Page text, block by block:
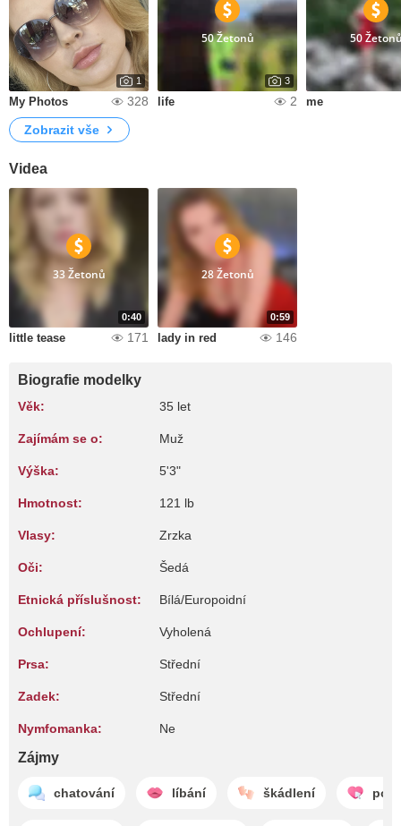
1
My Photos 328
50 Žetonů
3
life 2
50
me
Zobrazit vše
Videa
0:40
33 Žetonů
little tease 171
0:59
28 Žetonů
lady in red 146
Biografie modelky
Věk: 35 let
Zajímám se o: Muž
Výška: 5'3"
Hmotnost: 121 lb
Vlasy: Zrzka
Oči: Šedá
Etnická příslušnost: Bílá/Europoidní
Ochlupení: Vyholená
Prsa: Střední
Zadek: Střední
Nymfomanka: Ne
Zájmy
chatování líbání škádlení